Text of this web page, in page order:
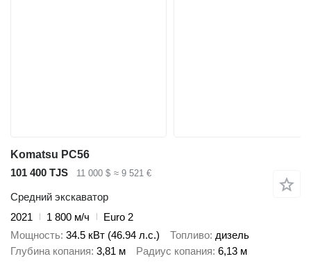
Komatsu PC56
101 400 TJS
11 000 $ ≈ 9 521 €
Средний экскаватор
2021
1 800 м/ч
Euro 2
Мощность 34.5 кВт (46.94 л.с.) Топливо дизель
Глубина копания 3,81 м Радиус копания 6,13 м